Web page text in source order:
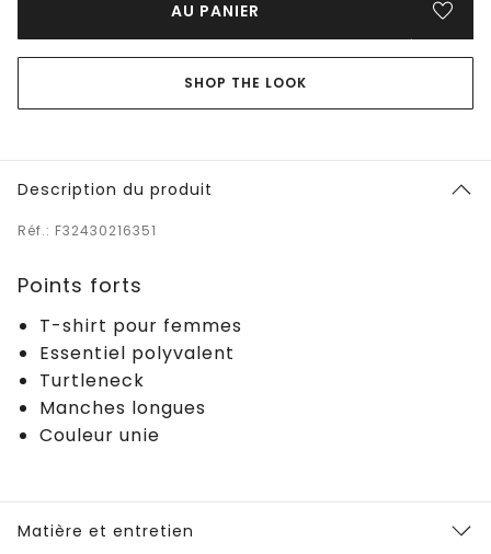
AU PANIER
SHOP THE LOOK
Description du produit
Réf.: F32430216351
Points forts
T-shirt pour femmes
Essentiel polyvalent
Turtleneck
Manches longues
Couleur unie
Matière et entretien